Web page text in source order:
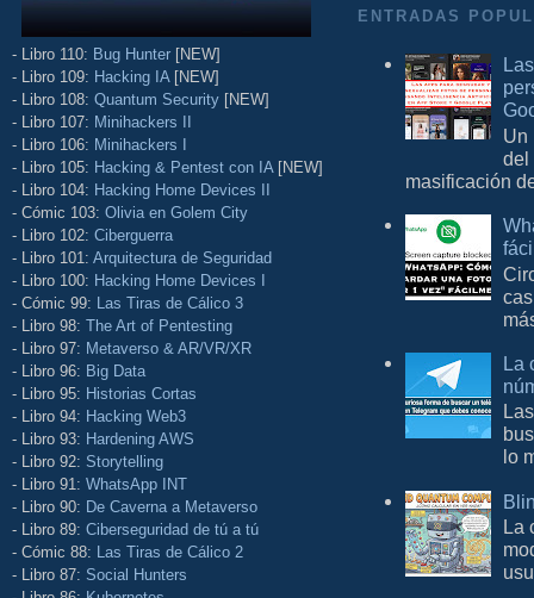
- Libro 110: Bug Hunter [NEW]
- Libro 109: Hacking IA [NEW]
- Libro 108: Quantum Security [NEW]
- Libro 107: Minihackers II
- Libro 106: Minihackers I
- Libro 105: Hacking & Pentest con IA [NEW]
- Libro 104: Hacking Home Devices II
- Cómic 103: Olivia en Golem City
- Libro 102: Ciberguerra
- Libro 101: Arquitectura de Seguridad
- Libro 100: Hacking Home Devices I
- Cómic 99: Las Tiras de Cálico 3
- Libro 98: The Art of Pentesting
- Libro 97: Metaverso & AR/VR/XR
- Libro 96: Big Data
- Libro 95: Historias Cortas
- Libro 94: Hacking Web3
- Libro 93: Hardening AWS
- Libro 92: Storytelling
- Libro 91: WhatsApp INT
- Libro 90: De Caverna a Metaverso
- Libro 89: Ciberseguridad de tú a tú
- Cómic 88: Las Tiras de Cálico 2
- Libro 87: Social Hunters
ENTRADAS
Un
del
masificación
La
lo
La